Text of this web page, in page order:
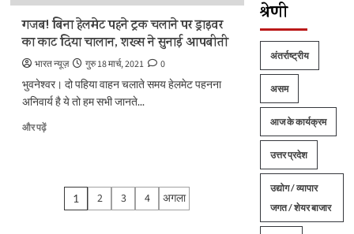
हो
रहा
है
विरोध
बारे
में
और
गजब! बिना हेलमेट पहने ट्रक चलाने पर ड्राइवर
का काट दिया चालान, शख्स ने सुनाई आपबीती
भारत न्यूज़ गुरु 18 मार्च, 2021
0
भुवनेश्वर। दो पहिया वाहन चलाते समय हेलमेट पहनना
अनिवार्य है ये तो हम सभी जानते...
और पढ़ेंगजब!
Posts
1 2 3 4 अगला
श्रेणी
अंतर्राष्ट्रीय
असम
आज के कार्यक्रम
उत्तर प्रदेश
उद्योग / व्यापार
जगत / शेयर बाजार